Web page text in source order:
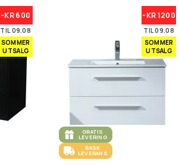
-KR 600
TIL 09.08
SOMMER
UTSALG
-KR 1200
TIL 09.08
SOMMER
UTSALG
GRATIS
LEVERING
RASK
LEVERANS